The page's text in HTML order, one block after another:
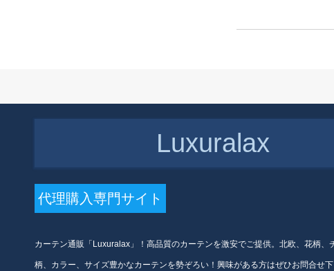
￥ 800 円(税込)
北欧盆栽の小森系植物の田園
遮光カーディップシル書房に
す。
￥ 799 円(税込)
リアー遮光寝室断热シンプロ
モアの窓の布UVカーターテテ
Luxuralax
代理購入専門サイト
カーテン通販「Luxuralax」！高品質のカーテンを激安でご提供。北欧、花柄、
柄、カラー、サイズ豊かなカーテンを勢ぞろい！興味がある方はぜひお問合せ下